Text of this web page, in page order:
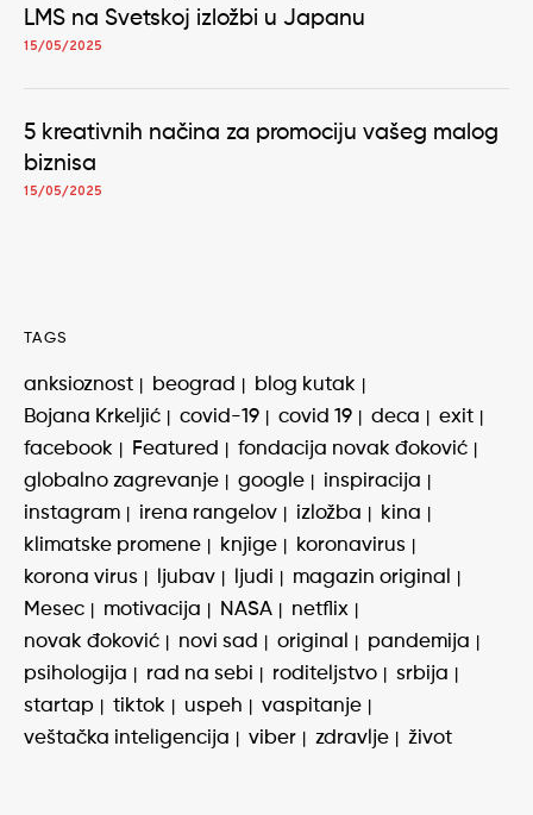
LMS na Svetskoj izložbi u Japanu
15/05/2025
5 kreativnih načina za promociju vašeg malog
biznisa
15/05/2025
TAGS
anksioznost beograd
blog kutak
Bojana Krkeljić
covid-19 covid 19 deca
exit
facebook
Featured
fondacija novak đoković
globalno zagrevanje
google
inspiracija
instagram
irena rangelov izložba
kina
klimatske promene
knjige
koronavirus
korona virus
ljubav ljudi
magazin original
Mesec
motivacija NASA
netflix
novak đoković
novi sad original
pandemija
psihologija
rad na sebi roditeljstvo
srbija
startap
tiktok uspeh
vaspitanje
veštačka inteligencija
viber zdravlje život